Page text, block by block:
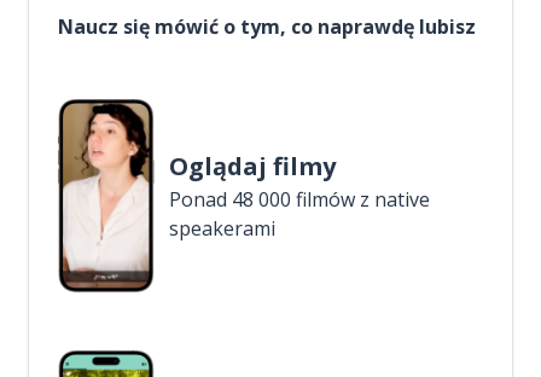
Naucz się mówić o tym, co naprawdę lubisz
Oglądaj filmy
Ponad 48 000 filmów z native
speakerami